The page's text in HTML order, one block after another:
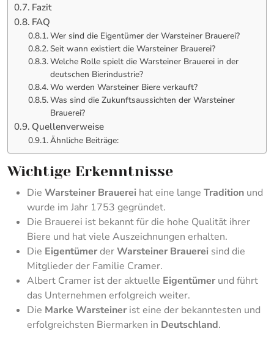
Fazit
FAQ
Wer sind die Eigentümer der Warsteiner Brauerei?
Seit wann existiert die Warsteiner Brauerei?
Welche Rolle spielt die Warsteiner Brauerei in der
deutschen Bierindustrie?
Wo werden Warsteiner Biere verkauft?
Was sind die Zukunftsaussichten der Warsteiner
Brauerei?
Quellenverweise
Ähnliche Beiträge:
Wichtige Erkenntnisse
Die Warsteiner Brauerei hat eine lange Tradition und
wurde im Jahr 1753 gegründet.
Die Brauerei ist bekannt für die hohe Qualität ihrer
Biere und hat viele Auszeichnungen erhalten.
Die EigentümerderWarsteiner Brauerei sind die
Mitglieder der Familie Cramer.
Albert Cramer ist der aktuelle Eigentümer und führt
das Unternehmen erfolgreich weiter.
Die Marke Warsteiner ist eine der bekanntesten und
erfolgreichsten Biermarken in Deutschland.